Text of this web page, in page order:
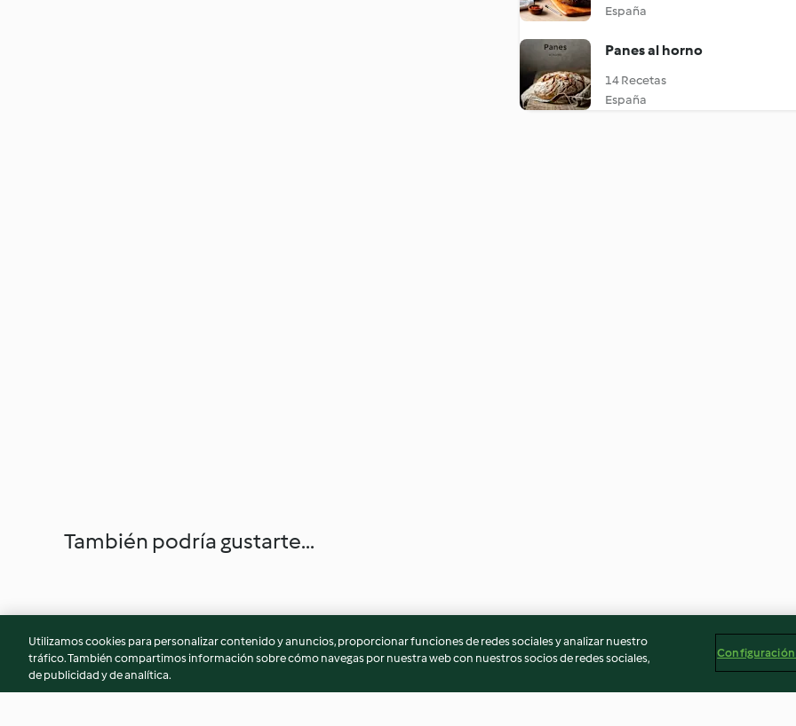
España
Panes al horno
14 Recetas
España
También podría gustarte...
Utilizamos cookies para personalizar contenido y anuncios, proporcionar funciones de redes sociales y analizar nuestro
tráfico. También compartimos información sobre cómo navegas por nuestra web con nuestros socios de redes sociales,
de publicidad y de analítica.
Configuración